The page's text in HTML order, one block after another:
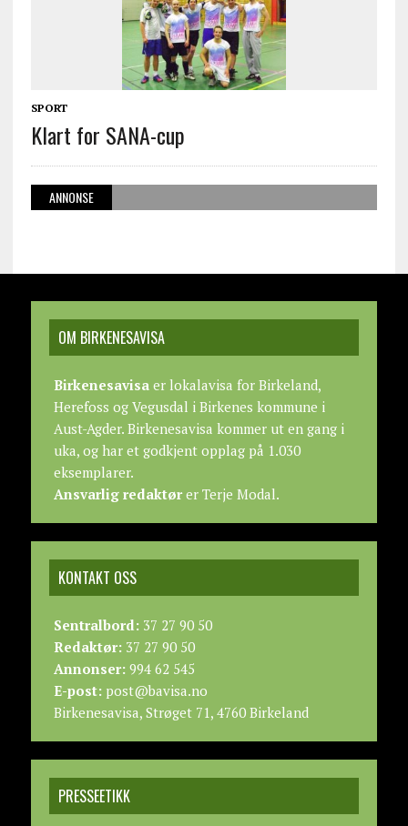
SPORT
Klart for SANA-cup
ANNONSE
OM BIRKENESAVISA
Birkenesavisaer lokalavisa for Birkeland,
Herefoss og Vegusdal i Birkenes kommune i
Aust-Agder. Birkenesavisa kommer ut en gang i
uka, og har et godkjent opplag på 1.030
eksemplarer.
Ansvarlig redaktører Terje Modal.
KONTAKT OSS
Sentralbord:37 27 90 50
Redaktør:37 27 90 50
Annonser:994 62 545
E-post:post@bavisa.no
Birkenesavisa, Strøget 71, 4760 Birkeland
PRESSEETIKK